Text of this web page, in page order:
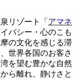
リゾート「 アマネ
バシー・心のこも
の文化を感じる滞
世界各国のお客さ
を望む豊かな自然
ら離れ、静けさと